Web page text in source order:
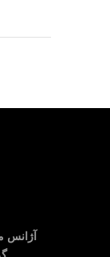
آژانس